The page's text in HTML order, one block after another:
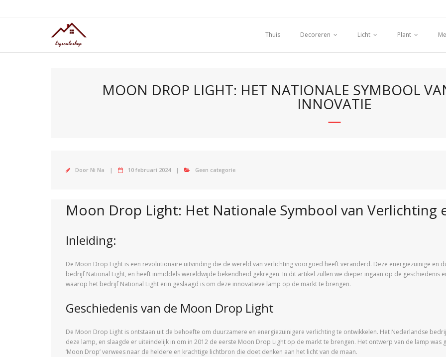
Thuis
Decoreren Licht Plant
MOON DROP LIGHT: HET NATIONALE SYMBOOL
INNOVATIE
Door Ni Na 10 februari 2024 Geen categorie
Moon Drop Light: Het Nationale Symbool van Verlichting
Inleiding:
De Moon Drop Light is een revolutionaire uitvinding die de wereld van verlichting voorgoed heeft veranderd. Deze energiezuinige en
bedrijf National Light, en heeft inmiddels wereldwijde bekendheid gekregen. In dit artikel zullen we dieper ingaan op de geschiedenis
waarop het bedrijf National Light erin geslaagd is om deze innovatieve lamp op de markt te brengen.
Geschiedenis van de Moon Drop Light
De Moon Drop Light is ontstaan uit de behoefte om duurzamere en energiezuinigere verlichting te ontwikkelen. Het Nederlandse
deze lamp, en slaagde er uiteindelijk in om in 2012 de eerste Moon Drop Light op de markt te brengen. Het ontwerp van de lamp
‘Moon Drop’ verwees naar de heldere en krachtige lichtbron die doet denken aan het licht van de maan.